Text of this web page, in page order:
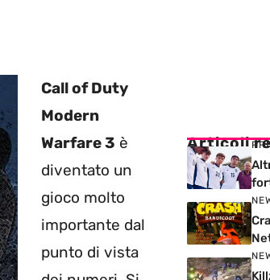
Call of Duty
Modern
Warfare 3 è
diventato un
gioco molto
importante dal
punto di vista
Articoli